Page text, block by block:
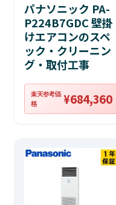
パナソニック PA-
P224B7GDC 壁掛
けエアコンのスペ
ック・クリーニン
グ・取付工事
楽天参考価
格
¥684,360